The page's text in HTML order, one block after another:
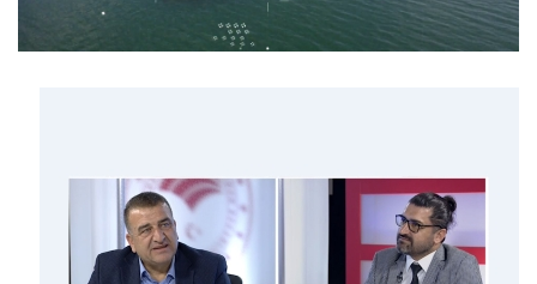
Tarım Orman 360 12.Bölüm
Her tohum bir umut, her hasat bir emek, her orman bir...